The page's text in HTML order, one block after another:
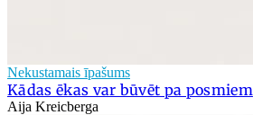
Nekustamais īpašums
Kādas ēkas var būvēt pa posmiem
Aija Kreicberga